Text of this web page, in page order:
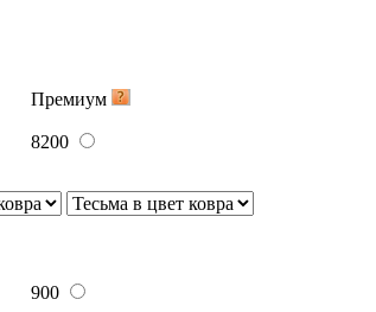
Премиум
8200
900